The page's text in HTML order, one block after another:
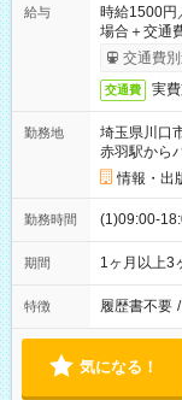
給与
時給1500円
場合＋交通
交通費
交通費 実
勤務地
埼玉県川口
赤羽駅から
情報・出
勤務時間 (1)09:00-
期間 1ヶ月以上3
特徴 履歴書不要 /
気になる！